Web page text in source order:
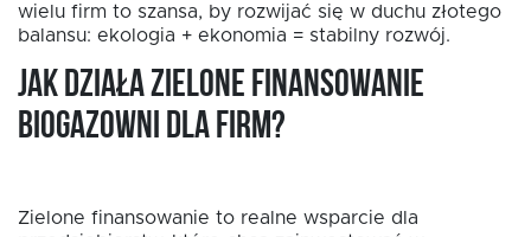
wielu firm to szansa, by rozwijać się w duchu złotego
balansu: ekologia + ekonomia = stabilny rozwój.
Jak działa zielone finansowanie
biogazowni dla firm?
Zielone finansowanie to realne wsparcie dla